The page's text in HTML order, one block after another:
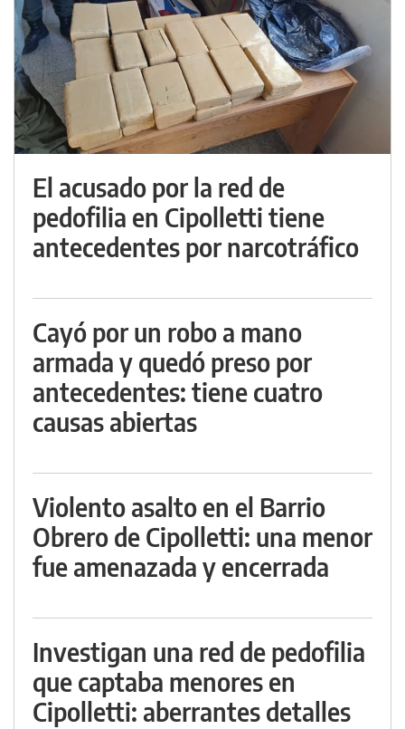
El acusado por la red de
pedofilia en Cipolletti tiene
antecedentes por narcotráfico
Cayó por un robo a mano
armada y quedó preso por
antecedentes: tiene cuatro
causas abiertas
Violento asalto en el Barrio
Obrero de Cipolletti: una menor
fue amenazada y encerrada
Investigan una red de pedofilia
que captaba menores en
Cipolletti: aberrantes detalles